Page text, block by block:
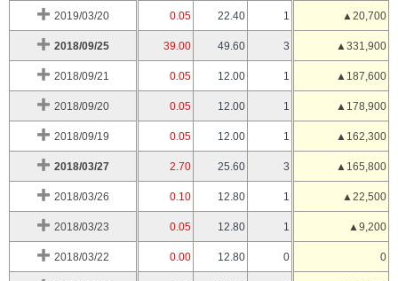
2019/03/20 0.05 22.40 1 ▲20,700
2018/09/25 39.00 49.60 3 ▲331,900
2018/09/21 0.05 12.00 1 ▲187,600
2018/09/20 0.05 12.00 1 ▲178,900
2018/09/19 0.05 12.00 1 ▲162,300
2018/03/27 2.70 25.60 3 ▲165,800
2018/03/26 0.10 12.80 1 ▲22,500
2018/03/23 0.05 12.80 1 ▲9,200
2018/03/22 0.00 12.80 0 0